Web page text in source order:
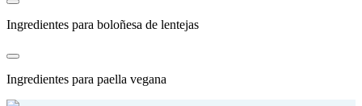
Ingredientes para boloñesa de lentejas
Ingredientes para paella vegana